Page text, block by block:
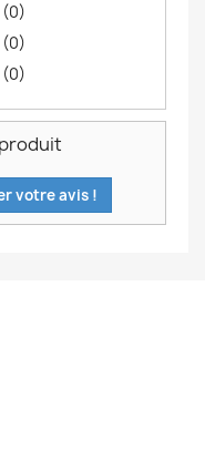
(0)
(0)
(0)
votre avis !